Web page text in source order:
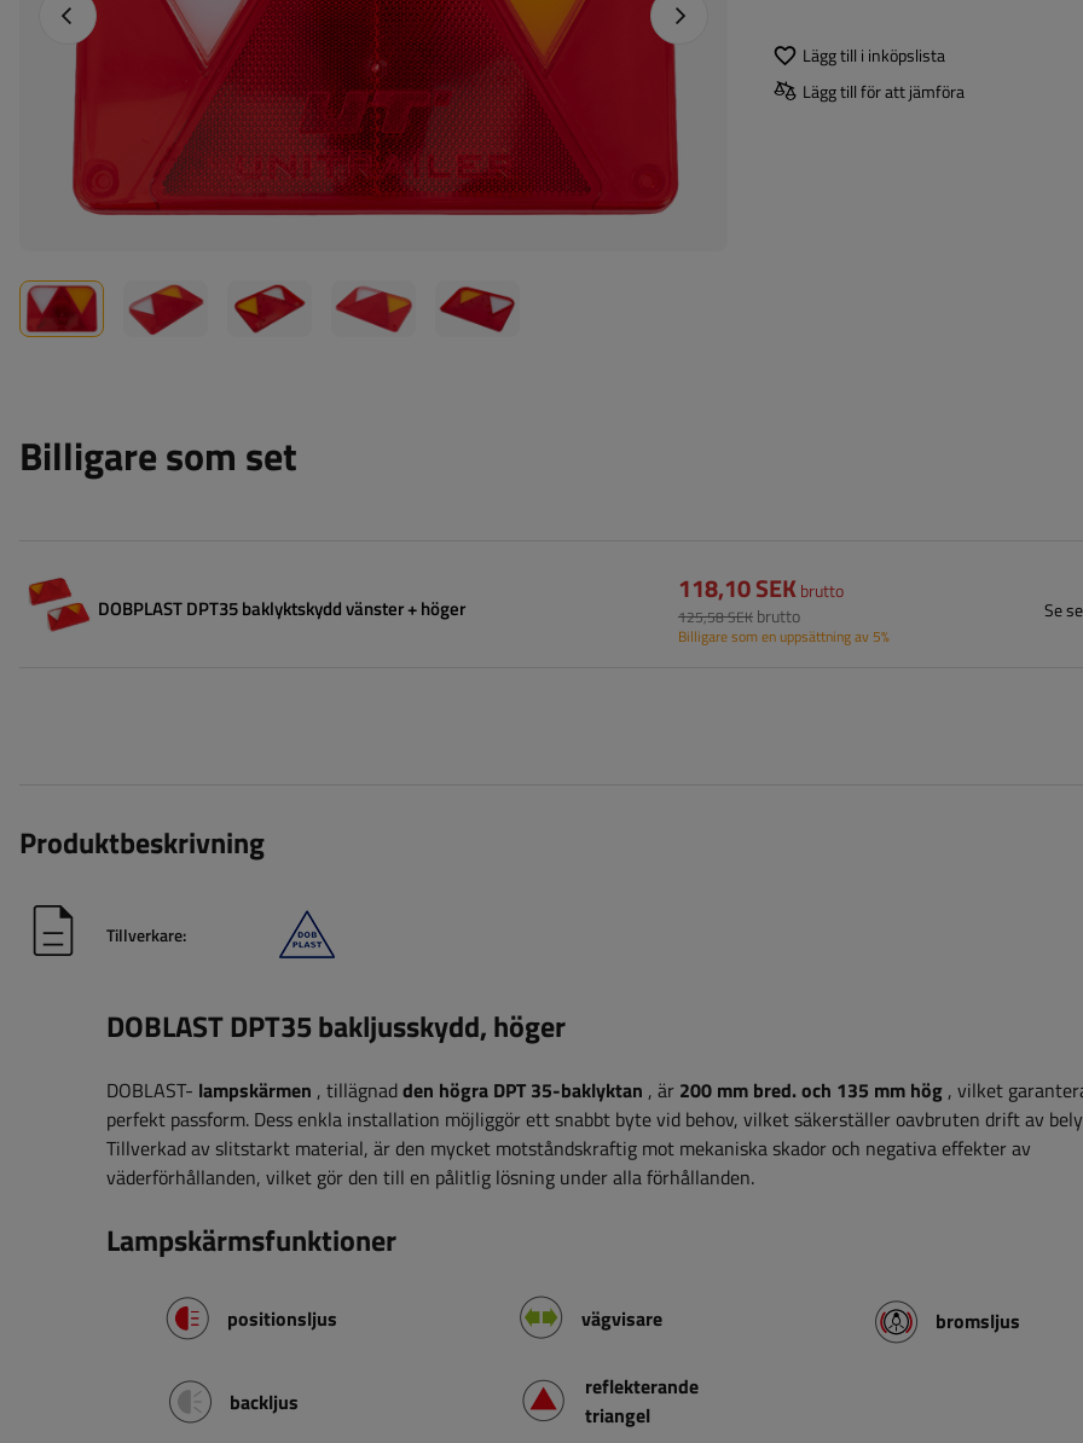
Föregående foto Nästa foto
Lägg till i inköpslista
Lägg till för att jämföra
Billigare som set
DOBPLAST DPT35 baklyktskydd vänster + höger
118,10 SEKbrutto
125,58 SEK brutto
Billigare som en uppsättning av 5%
Se
Produktbeskrivning
Tillverkare:
DOBLAST DPT35 bakljusskydd, höger
DOBLAST- lampskärmen , tillägnadden högra DPT 35-baklyktan , är 200 mm bred.och 135 mm hög , vilket
perfekt passform. Dess enkla installation möjliggör ett snabbt byte vid behov, vilket säkerställer oavbruten drift av
Tillverkad av slitstarkt material, är den mycket motståndskraftig mot mekaniska skador och negativa effekter av
väderförhållanden, vilket gör den till en pålitlig lösning under alla förhållanden.
Lampskärmsfunktioner
positionsljus
backljus
vägvisare
reflekterande
triangel
bromsljus